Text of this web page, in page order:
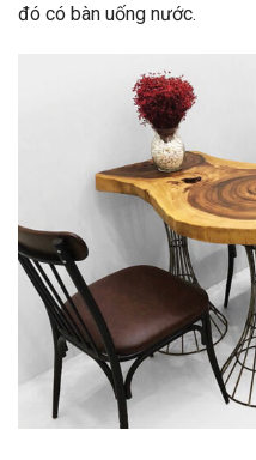
đó có bàn uống nước.